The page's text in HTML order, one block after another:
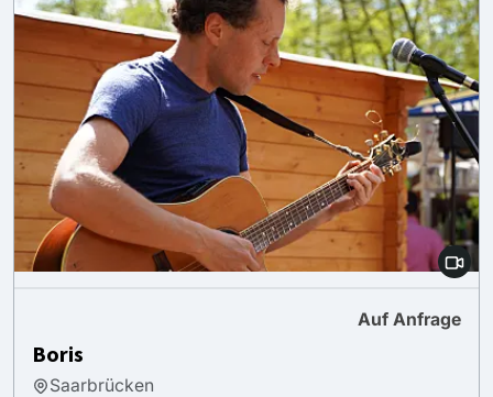
Auf Anfrage
Boris
Saarbrücken